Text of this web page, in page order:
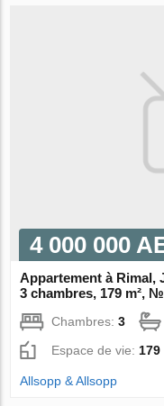
4 000 000
Appartement à Rimal,
3 chambres, 179 m², №
Chambres:3
Espace de vie: 179
Allsopp & Allsopp